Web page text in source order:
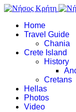
Home
Travel Guide
Chania
Crete Island
History
Cretans
Hellas
Photos
Video